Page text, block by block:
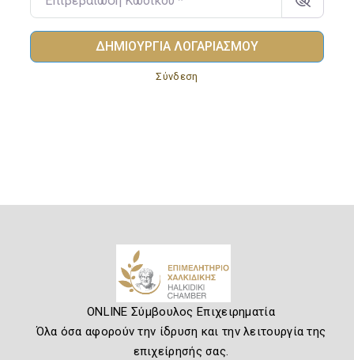
ΔΗΜΙΟΥΡΓΊΑ ΛΟΓΑΡΙΑΣΜΟΎ
Σύνδεση
ONLINE Σύμβουλος Επιχειρηματία
Όλα όσα αφορούν την ίδρυση και την λειτουργία της
επιχείρησής σας.